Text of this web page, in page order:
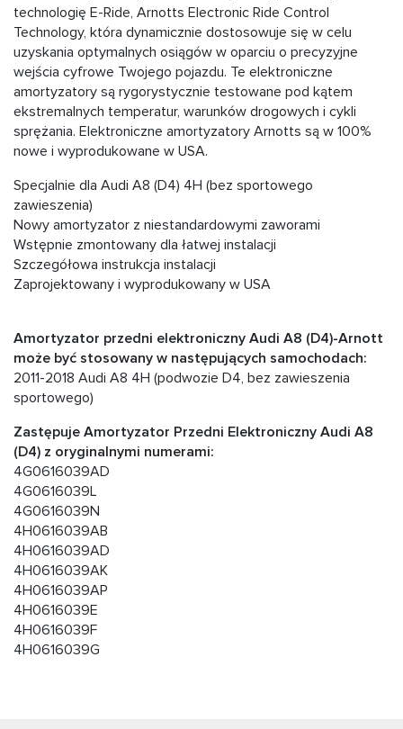
technologię E-Ride, Arnotts Electronic Ride Control
Technology, która dynamicznie dostosowuje się w celu
uzyskania optymalnych osiągów w oparciu o precyzyjne
wejścia cyfrowe Twojego pojazdu. Te elektroniczne
amortyzatory są rygorystycznie testowane pod kątem
ekstremalnych temperatur, warunków drogowych i cykli
sprężania. Elektroniczne amortyzatory Arnotts są w 100%
nowe i wyprodukowane w USA.
Specjalnie dla Audi A8 (D4) 4H (bez sportowego
zawieszenia)
Nowy amortyzator z niestandardowymi zaworami
Wstępnie zmontowany dla łatwej instalacji
Szczegółowa instrukcja instalacji
Zaprojektowany i wyprodukowany w USA
Amortyzator przedni elektroniczny Audi A8 (D4)-Arnott
może być stosowany w następujących samochodach:
2011-2018 Audi A8 4H (podwozie D4, bez zawieszenia
sportowego)
Zastępuje Amortyzator Przedni Elektroniczny Audi A8
(D4) z oryginalnymi numerami:
4G0616039AD
4G0616039L
4G0616039N
4H0616039AB
4H0616039AD
4H0616039AK
4H0616039AP
4H0616039E
4H0616039F
4H0616039G